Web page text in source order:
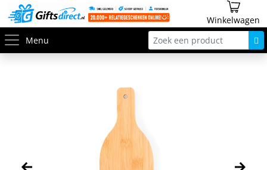
Winkelwagen
Menu